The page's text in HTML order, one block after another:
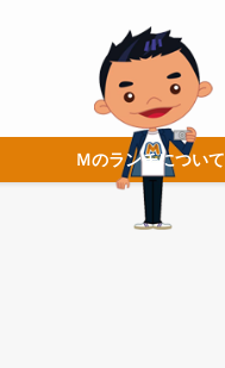
Ｍのランチについて